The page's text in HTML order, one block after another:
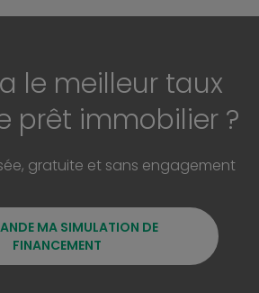
le meilleur taux
prêt immobilier ?
gratuite et sans engagement
MA SIMULATION DE
FINANCEMENT